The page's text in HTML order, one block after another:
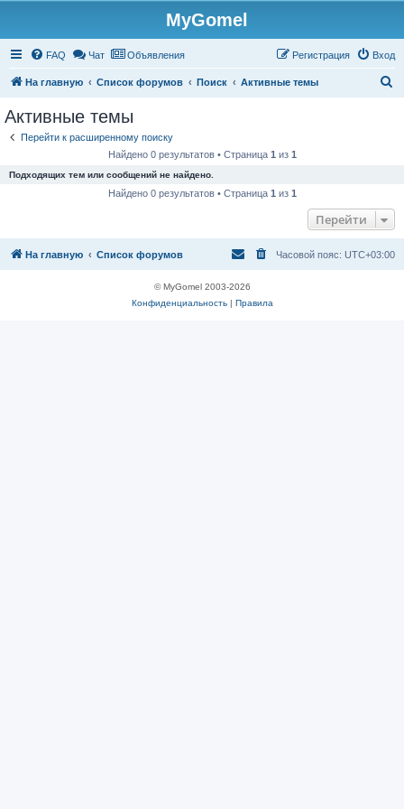
MyGomel
FAQ Чат Объявления Вход
Регистрация
На главную Список форумов Поиск Активные темы
Активные темы
Перейти к расширенному поиску
Найдено 0 результатов • Страница 1 из 1
Подходящих тем или сообщений не найдено.
Найдено 0 результатов • Страница 1 из 1
Перейти
На главную Список форумов Часовой пояс: UTC+03:00
© MyGomel 2003-2026
Конфиденциальность| Правила